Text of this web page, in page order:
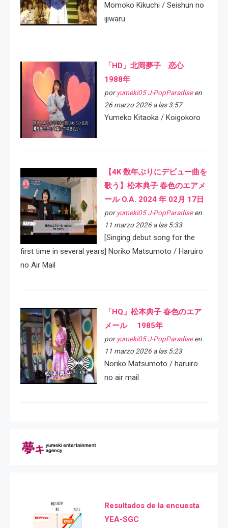
Momoko Kikuchi / Seishun no
ijiwaru
「HD」北岡夢子 恋心
1988年
por yumeki05 J-PopParadiseen
26 marzo 2026 a las 3:57
Yumeko Kitaoka / Koigokoro
【4K 数年ぶりにデビュー曲を
歌う】松本典子 春色のエアメ
ール O.A. 2024 年 02月 17日
por yumeki05 J-PopParadiseen
11 marzo 2026 a las 5:33
[Singing debut song for the
first time in several years] Noriko Matsumoto / Haruiro
no Air Mail
「HQ」松本典子 春色のエア
メール 1985年
por yumeki05 J-PopParadiseen
11 marzo 2026 a las 5:23
Noriko Matsumoto / haruiro
no air mail
Resultados de la encuesta
YEA-SGC